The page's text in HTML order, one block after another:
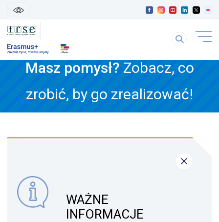
uwaga
otwiera
się
nowej
karice
Szukaj
stronie
Masz pomysł? Zobacz, co
zrobić, by go zrealizować!
WAŻNE
INFORMACJE